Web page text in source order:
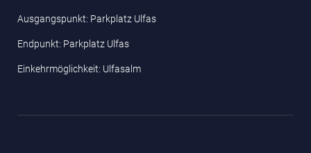
Ausgangspunkt: Parkplatz Ulfas
Endpunkt: Parkplatz Ulfas
Einkehrmöglichkeit: Ulfasalm